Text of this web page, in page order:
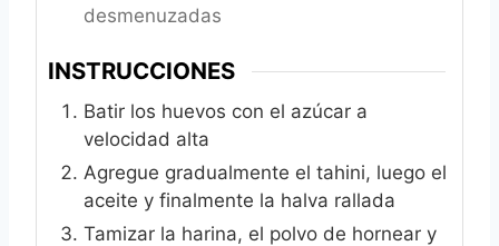
desmenuzadas
INSTRUCCIONES
Batir los huevos con el azúcar a
velocidad alta
Agregue gradualmente el tahini, luego el
aceite y finalmente la halva rallada
Tamizar la harina, el polvo de hornear y